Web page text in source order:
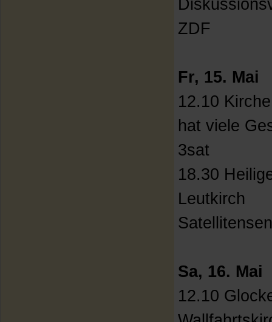
ZDF
Fr, 15. Mai
12.10
hat viele
3sat
18.30
Leutkirch
Sa, 16. Mai
12.10